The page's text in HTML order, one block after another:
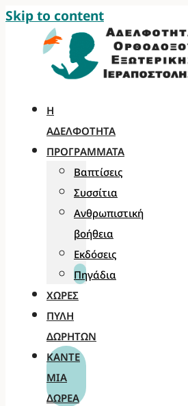
Skip to content
Η
ΑΔΕΛΦΌΤΗΤΑ
ΠΡΟΓΡΆΜΜΑΤΑ
Βαπτίσεις
Συσσίτια
Ανθρωπιστική
βοήθεια
Εκδόσεις
Πηγάδια
ΧΏΡΕΣ
ΠΎΛΗ
ΔΩΡΗΤΏΝ
ΚΆΝΤΕ
ΜΊΑ
ΔΩΡΕΆ